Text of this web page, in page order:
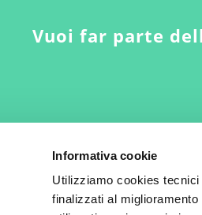
Informativa cookie
Utilizziamo cookies
finalizzati al
Vuoi far parte